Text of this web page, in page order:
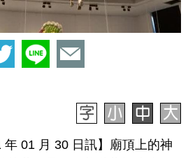
年 01 月 30 日訊】廟頂上的神